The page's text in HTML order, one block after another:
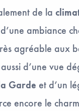
de la
ambiance
agréable aux
d’une vue
Garde et d’un
encore le